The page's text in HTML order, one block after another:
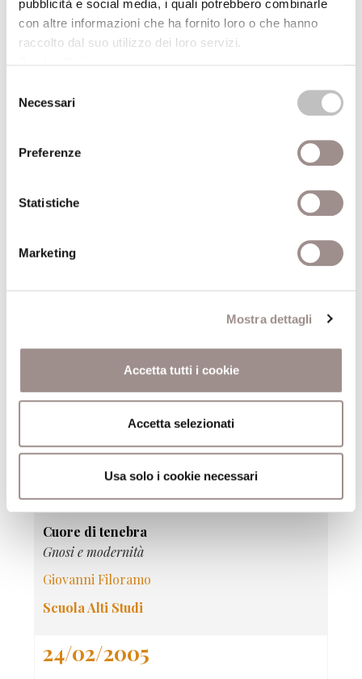
pubblicità e social media, i quali potrebbero combinarle
con altre informazioni che ha fornito loro o che hanno
raccolto dal suo utilizzo dei loro servizi.
delNecessari
Preferenze
Statistiche
Marketing
Mostra dettagli
Accetta tutti i cookie
Accetta selezionati
Usa solo i cookie necessari
Fatto da mano umana e non fatto da mano
umana
06/05/2005
Il senso delle rovine
Marc Augé
Tra uomini e dèi
Immagini e rituali nella Grecia arcaica e classica
François Lissarrague
Scuola Alti Studi
15/04/2005
Cuore di tenebra
Gnosi e modernità
Giovanni Filoramo
Scuola Alti Studi
24/02/2005